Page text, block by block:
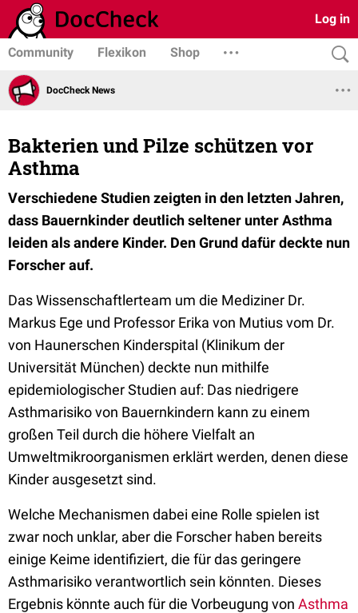
Log in
Community Flexikon Shop
DocCheck News
Bakterien und Pilze schützen vor
Asthma
Verschiedene Studien zeigten in den letzten Jahren,
dass Bauernkinder deutlich seltener unter Asthma
leiden als andere Kinder. Den Grund dafür deckte nun
Forscher auf.
Das Wissenschaftlerteam um die Mediziner Dr.
Markus Ege und Professor Erika von Mutius vom Dr.
von Haunerschen Kinderspital (Klinikum der
Universität München) deckte nun mithilfe
epidemiologischer Studien auf: Das niedrigere
Asthmarisiko von Bauernkindern kann zu einem
großen Teil durch die höhere Vielfalt an
Umweltmikroorganismen erklärt werden, denen diese
Kinder ausgesetzt sind.
Welche Mechanismen dabei eine Rolle spielen ist
zwar noch unklar, aber die Forscher haben bereits
einige Keime identifiziert, die für das geringere
Asthmarisiko verantwortlich sein könnten. Dieses
Ergebnis könnte auch für die Vorbeugung von Asthma